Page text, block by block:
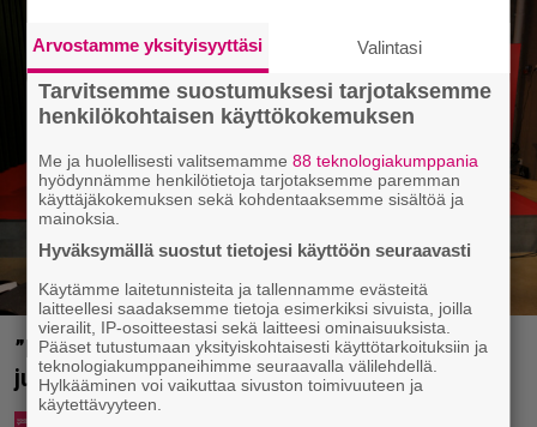
”Että semmonen sirkus” – TTK-kilpailijat
julkistettiin ja kansalla on sanottavaa
Arvostamme yksityisyyttäsi Valintasi
Tarvitsemme suostumuksesi tarjotaksemme
henkilökohtaisen käyttökokemuksen
Me ja huolellisesti valitsemamme88 teknologiakumppania
hyödynnämme henkilötietoja tarjotaksemme paremman
käyttäjäkokemuksen sekä kohdentaaksemme sisältöä ja
mainoksia.
Hyväksymällä suostut tietojesi käyttöön seuraavasti
Käytämme laitetunnisteita ja tallennamme evästeitä
laitteellesi saadaksemme tietoja esimerkiksi sivuista, joilla
vierailit, IP-osoitteestasi sekä laitteesi ominaisuuksista.
Pääset tutustumaan yksityiskohtaisesti käyttötarkoituksiin ja
teknologiakumppaneihimme seuraavalla välilehdellä.
Hylkääminen voi vaikuttaa sivuston toimivuuteen ja
käytettävyyteen.